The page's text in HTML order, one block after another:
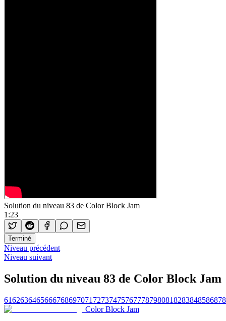
Solution du niveau 83 de Color Block Jam
1:23
Terminé
Niveau précédent
Niveau suivant
Solution du niveau 83 de Color Block Jam
6162636465666768697071 72737475767778798081828384858687
Color Block Jam